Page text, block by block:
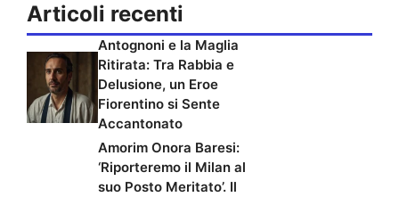
Articoli recenti
Antognoni e la Maglia
Ritirata: Tra Rabbia e
Delusione, un Eroe
Fiorentino si Sente
Accantonato
Amorim Onora Baresi:
‘Riporteremo il Milan al
suo Posto Meritato’. Il